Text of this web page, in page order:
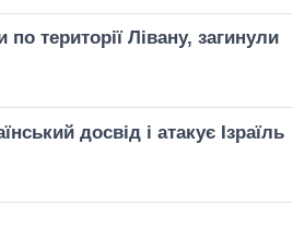
по території Лівану, загинули
досвід і атакує Ізраїль